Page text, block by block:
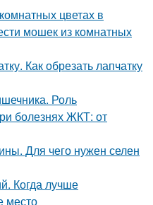
цветах в
мошек из комнатных
Как обрезать лапчатку
Роль
болезнях ЖКТ: от
Для чего нужен селен
Когда лучше
место